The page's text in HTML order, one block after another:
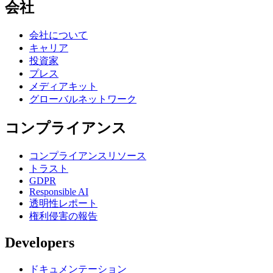
会社
会社について
キャリア
投資家
プレス
メディアキット
グローバルネットワーク
コンプライアンス
コンプライアンスリソース
トラスト
GDPR
Responsible AI
透明性レポート
権利侵害の報告
Developers
ドキュメンテーション